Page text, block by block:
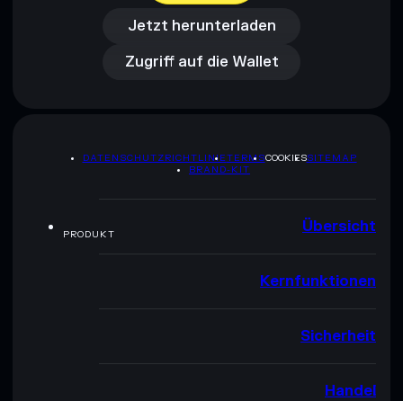
Jetzt herunterladen
Zugriff auf die Wallet
Zugriff auf die Wallet
DATENSCHUTZRICHTLINIETERMSCOOKIESSITEMAP
BRAND-KIT
PRODUKT Übersicht
Kernfunktionen
Sicherheit
Handel